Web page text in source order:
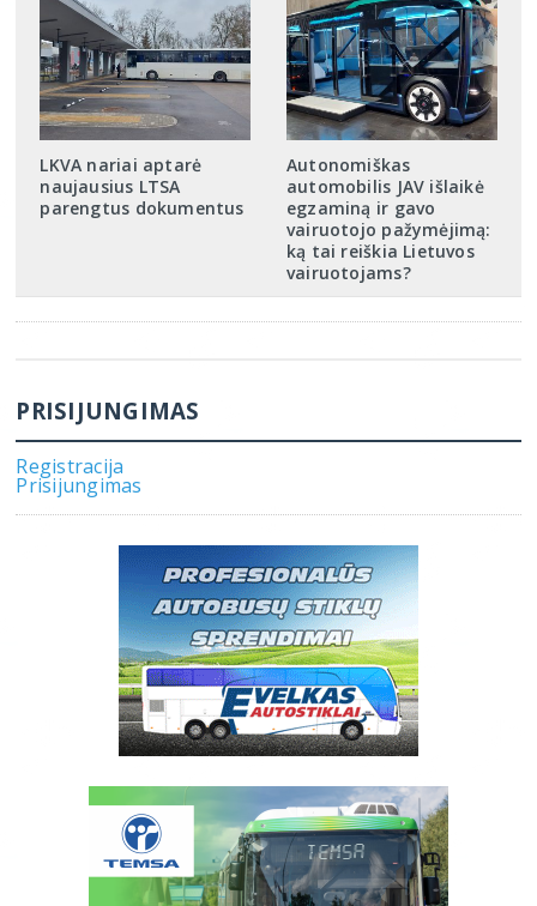
LKVA nariai aptarė
naujausius LTSA
parengtus dokumentus
Autonomiškas
automobilis JAV išlaikė
egzaminą ir gavo
vairuotojo pažymėjimą:
ką tai reiškia Lietuvos
vairuotojams?
PRISIJUNGIMAS
Registracija
Prisijungimas